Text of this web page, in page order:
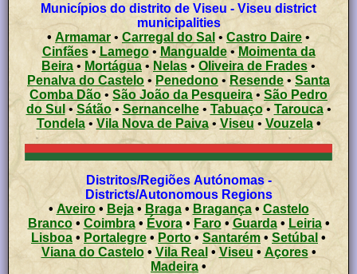
Municípios do distrito de Viseu - Viseu district
municipalities
• Armamar • Carregal do Sal • Castro Daire •
Cinfães• Lamego• Mangualde•Moimenta da
Beira • Mortágua • Nelas • Oliveira de Frades•
Penalva do Castelo • Penedono • Resende•Santa
Comba Dão • São João da Pesqueira • São Pedro
do Sul •Sátão• Sernancelhe• Tabuaço• Tarouca•
Tondela• Vila Nova de Paiva•Viseu • Vouzela •
Distritos/Regiões Autónomas -
Districts/Autonomous Regions
• Aveiro• Beja•Braga• Bragança• Castelo
Branco• Coimbra• Évora• Faro• Guarda• Leiria•
Lisboa • Portalegre•Porto• Santarém • Setúbal •
Viana do Castelo• Vila Real •Viseu • Açores •
Madeira •